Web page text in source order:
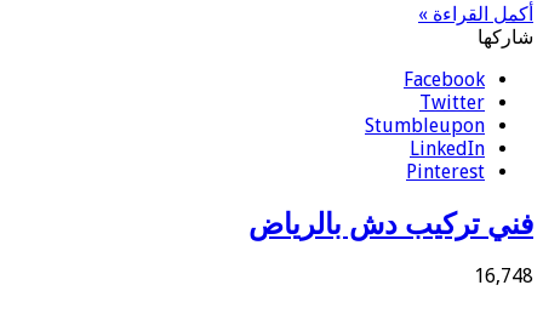
أكمل القراءة »
شاركها
Facebook
Twitter
Stumbleupon
LinkedIn
Pinterest
فني تركيب دش بالرياض
16,748